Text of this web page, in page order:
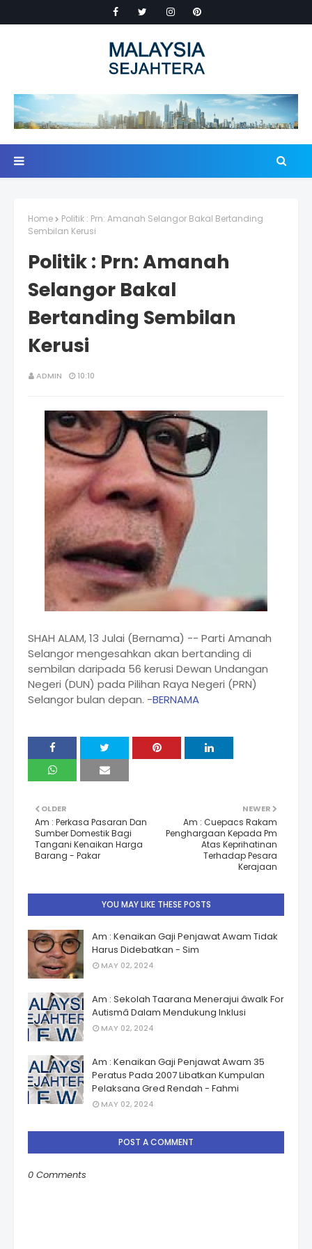
Home
Politik : Prn: Amanah Selangor Bakal Bertanding
Sembilan Kerusi
Politik : Prn: Amanah
Selangor Bakal
Bertanding Sembilan
Kerusi
ADMIN 10:10
SHAH ALAM, 13 Julai (Bernama) -- Parti Amanah
Selangor mengesahkan akan bertanding di
sembilan daripada 56 kerusi Dewan Undangan
Negeri (DUN) pada Pilihan Raya Negeri (PRN)
Selangor bulan depan. -BERNAMA
NEWER
Am : Cuepacs Rakam
Penghargaan Kepada Pm
Atas Keprihatinan
Terhadap Pesara
Kerajaan
OLDER
Am : Perkasa Pasaran Dan
Sumber Domestik Bagi
Tangani Kenaikan Harga
Barang - Pakar
YOU MAY LIKE THESE POSTS
Am : Kenaikan Gaji Penjawat Awam Tidak
Harus Didebatkan - Sim
MAY 02, 2024
Am : Sekolah Taarana Menerajui âwalk For
Autismâ Dalam Mendukung Inklusi
MAY 02, 2024
Am : Kenaikan Gaji Penjawat Awam 35
Peratus Pada 2007 Libatkan Kumpulan
Pelaksana Gred Rendah - Fahmi
MAY 02, 2024
POST A COMMENT
0 Comments